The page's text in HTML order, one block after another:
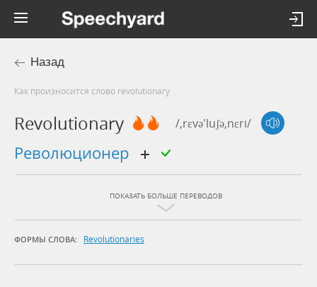
Назад
Как произносится слово revolutionary
Revolutionary /,rɛvə'luʃə,nɛri/
революционер
ПОКАЗАТЬ БОЛЬШЕ ПЕРЕВОДОВ
ФОРМЫ СЛОВА: Revolutionaries